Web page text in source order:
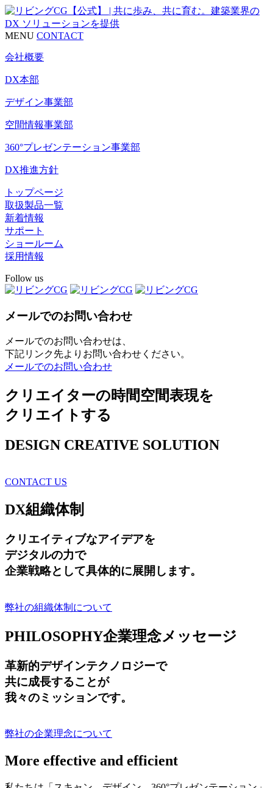
MENU CONTACT
会社概要
DX本部
デザイン事業部
空間情報事業部
360°プレゼンテーション事業部
DX推進方針
トップページ
取扱製品一覧
新着情報
サポート
ショールーム
採用情報
Follow us
メールでのお問い合わせ
メールでのお問い合わせは、
下記リンク先よりお問い合わせください。
メールでのお問い合わせ
クリエイターの時間空間表現を
クリエイトする
DESIGN CREATIVE SOLUTION
CONTACT US
DX組織体制
クリエイティブなアイデアを
デジタルの力で
企業戦略として具体的に展開します。
弊社の組織体制について
PHILOSOPHY企業理念メッセージ
革新的デザインテクノロジーで
共に成長することが
我々のミッションです。
弊社の企業理念について
More effective and efficient